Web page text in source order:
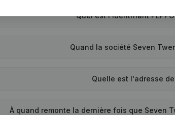
Quel est l'identifiant
Quand la société Seven
Quelle est l'adresse
À quand remonte la dernière fois que Seven